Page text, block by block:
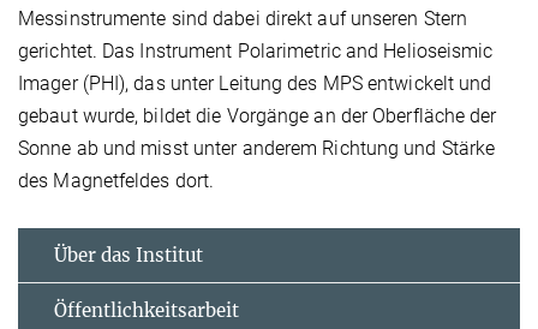
Messinstrumente sind dabei direkt auf unseren Stern
gerichtet. Das Instrument Polarimetric and Helioseismic
Imager (PHI), das unter Leitung des MPS entwickelt und
gebaut wurde, bildet die Vorgänge an der Oberfläche der
Sonne ab und misst unter anderem Richtung und Stärke
des Magnetfeldes dort.
Über das Institut
Öffentlichkeitsarbeit